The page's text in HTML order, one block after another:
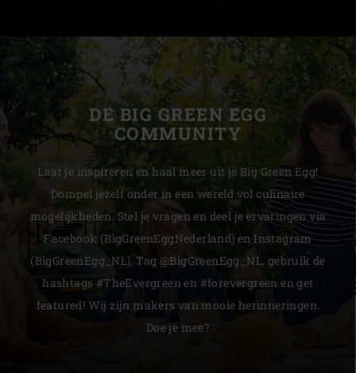
DE BIG GREEN EGG
COMMUNITY
Laat je inspireren en haal meer uit je Big Green Egg!
Dompel jezelf onder in een wereld vol culinaire
mogelijkheden. Stel je vragen en deel je ervaringen via
Facebook (BigGreenEggNederland) en Instagram
(BigGreenEgg_NL). Tag @BigGreenEgg_NL, gebruik de
hashtags #TheEvergreen en #forevergreen en get
featured! Wij zijn makers van mooie herinneringen.
Doe je mee?